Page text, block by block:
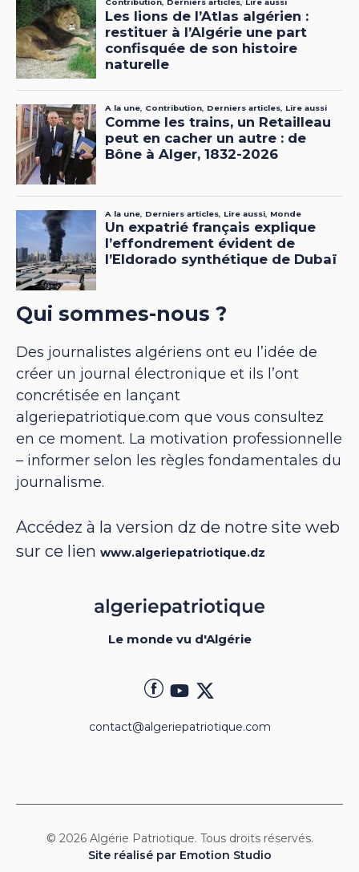
Qui sommes-nous ?
Des journalistes algériens ont eu l’idée de
créer un journal électronique et ils l’ont
concrétisée en lançant
algeriepatriotique.com que vous consultez
en ce moment. La motivation professionnelle
– informer selon les règles fondamentales du
journalisme.
Accédez à la version dz de notre site web
sur ce lien www.algeriepatriotique.dz
Le monde vu d'Algérie
contact@algeriepatriotique.com
© 2026 Algérie Patriotique. Tous droits réservés.
Site réalisé par Emotion Studio